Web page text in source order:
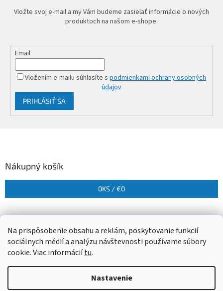
Na prispôsobenie obsahu a reklám, poskytovanie funkcií
sociálnych médií a analýzu návštevnosti používame súbory
cookie. Viac informáciítu.
Nastavenie
Vložte svoj e-mail a my Vám budeme zasielať informácie o nových
produktoch na našom e-shope.
Email
Vložením e-mailu súhlasíte s podmienkami ochrany osobných
údajov
PRIHLÁSIŤ SA
Nákupný košík
0KS /€0